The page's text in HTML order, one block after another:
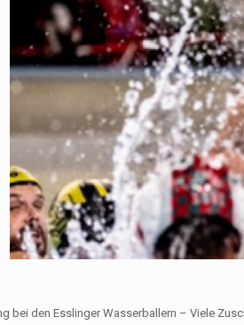
bei den Esslinger Wasserballern – Viele